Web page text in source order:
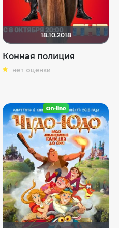
18.10.2018
Конная полиция
нет оценки